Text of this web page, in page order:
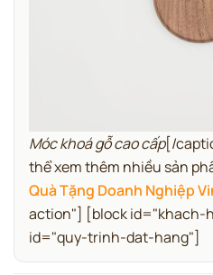
Móc khoá gỗ cao cấp[/
thể xem thêm nhiều sản
Quà Tặng Doanh Nghiệp
action"] [block
id="quy-trinh-dat-hang"]